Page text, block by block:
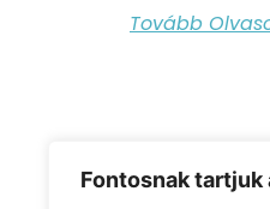
Fontosnak tartjuk
Tovább